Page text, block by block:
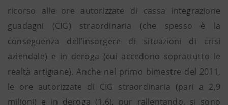
ricorso alle ore autorizzate di cassa integrazione
guadagni (CIG) straordinaria (che spesso è la
conseguenza dell’insorgere di situazioni di crisi
aziendale) e in deroga (cui accedono soprattutto le
realtà artigiane). Anche nel primo bimestre del 2011,
le ore autorizzate di CIG straordinaria (pari a 2,9
milioni) e in deroga (1,6), pur rallentando, si sono